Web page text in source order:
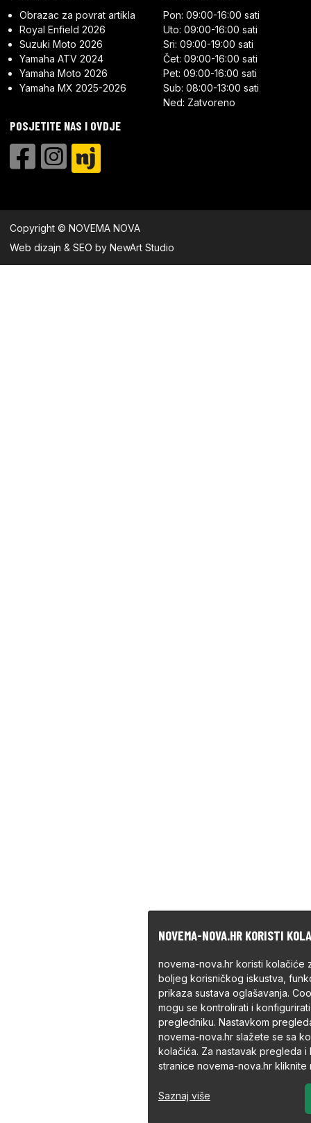
Obrazac za povrat artikla
Royal Enfield 2026
Suzuki Moto 2026
Yamaha ATV 2024
Yamaha Moto 2026
Yamaha MX 2025-2026
Pon: 09:00-16:00 sati
Uto: 09:00-16:00 sati
Sri: 09:00-19:00 sati
Čet: 09:00-16:00 sati
Pet: 09:00-16:00 sati
Sub: 08:00-13:00 sati
Ned: Zatvoreno
POSJETITE NAS I OVDJE
Copyright © NOVEMA NOVA
Web dizajn & SEO by NewArt Studio
NOVEMA-NOVA.HR KORISTI
novema-nova.hr koristi kolačiće
boljeg korisničkog iskustva,
prikaza sustava oglašavanja.
mogu se kontrolirati i
pregledniku. Nastavkom
novema-nova.hr slažete se sa
kolačića. Za nastavak pregleda i
stranice novema-nova.hr kliknite
Saznaj više